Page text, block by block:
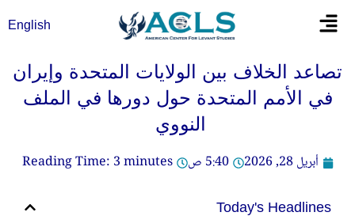
Flyout
English
تصاعد الخلاف بين الولايات المتحدة وإيران
في الأمم المتحدة حول دورها في الملف
النووي
أبريل 28, 2026
5:40 ص Reading Time: 3minutes
Today's Headlines